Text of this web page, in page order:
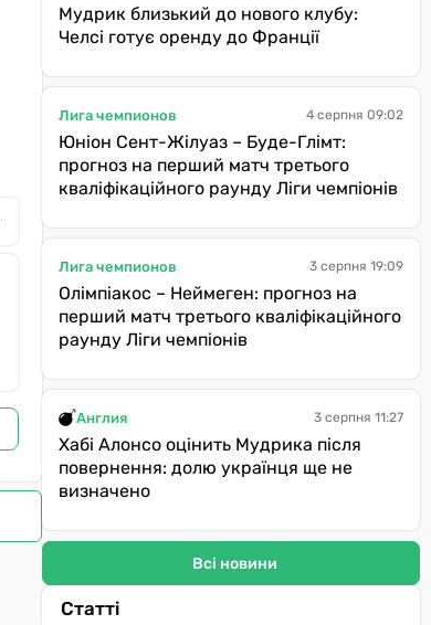
Мудрик близький до нового клубу:
Челсі готує оренду до Франції
Лига чемпионов 4 серпня 09:02
Юніон Сент-Жілуаз – Буде-Глімт:
прогноз на перший матч третього
кваліфікаційного раунду Ліги чемпіонів
Лига чемпионов 3 серпня 19:09
Олімпіакос – Неймеген: прогноз на
перший матч третього кваліфікаційного
раунду Ліги чемпіонів
Англия 3 серпня 11:27
Хабі Алонсо оцінить Мудрика після
повернення: долю українця ще не
визначено
Всі новини
Статті